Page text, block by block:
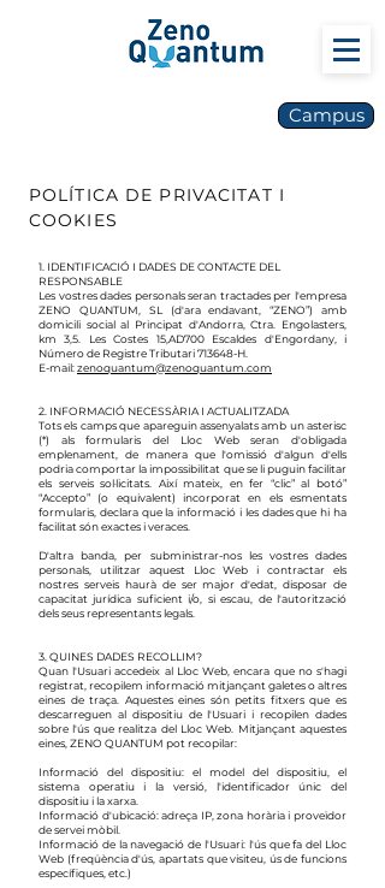
Campus
POLÍTICA DE PRIVACITAT I
COOKIES
1. IDENTIFICACIÓ I DADES DE CONTACTE DEL
RESPONSABLE
Les vostres dades personals seran tractades per l'empresa
ZENO QUANTUM, SL (d'ara endavant, “ZENO”) amb
domicili social al Principat d'Andorra, Ctra. Engolasters,
km 3,5. Les Costes 15,AD700 Escaldes d'Engordany, i
Número de Registre Tributari 713648-H.
E-mail:zenoquantum@zenoquantum.com
2. INFORMACIÓ NECESSÀRIA I ACTUALITZADA
Tots els camps que apareguin assenyalats amb un asterisc
(*) als formularis del Lloc Web seran d'obligada
emplenament, de manera que l'omissió d'algun d'ells
podria comportar la impossibilitat que se li puguin facilitar
els serveis sol·licitats. Així mateix, en fer “clic” al botó”
“Accepto” (o equivalent) incorporat en els esmentats
formularis, declara que la informació i les dades que hi ha
facilitat són exactes i veraces.
D'altra banda, per subministrar-nos les vostres dades
personals, utilitzar aquest Lloc Web i contractar els
nostres serveis haurà de ser major d'edat, disposar de
capacitat jurídica suficient i/o, si escau, de l'autorització
dels seus representants legals.
3. QUINES DADES RECOLLIM?
Quan l'Usuari accedeix al Lloc Web, encara que no s'hagi
registrat, recopilem informació mitjançant galetes o altres
eines de traça. Aquestes eines són petits fitxers que es
descarreguen al dispositiu de l'Usuari i recopilen dades
sobre l'ús que realitza del Lloc Web. Mitjançant aquestes
eines, ZENO QUANTUM pot recopilar:
Informació del dispositiu: el model del dispositiu, el
sistema operatiu i la versió, l'identificador únic del
dispositiu i la xarxa.
Informació d'ubicació: adreça IP, zona horària i proveïdor
de servei mòbil.
Informació de la navegació de l'Usuari: l'ús que fa del Lloc
Web (freqüència d'ús, apartats que visiteu, ús de funcions
específiques, etc.)